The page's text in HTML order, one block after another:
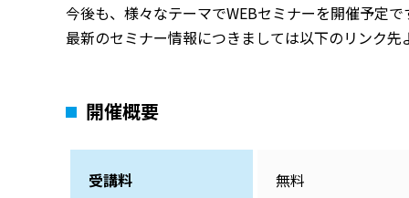
今後も、様々なテーマでWEBセミナーを開催予定で
最新のセミナー情報につきましては以下のリンク先
開催概要
受講料 無料